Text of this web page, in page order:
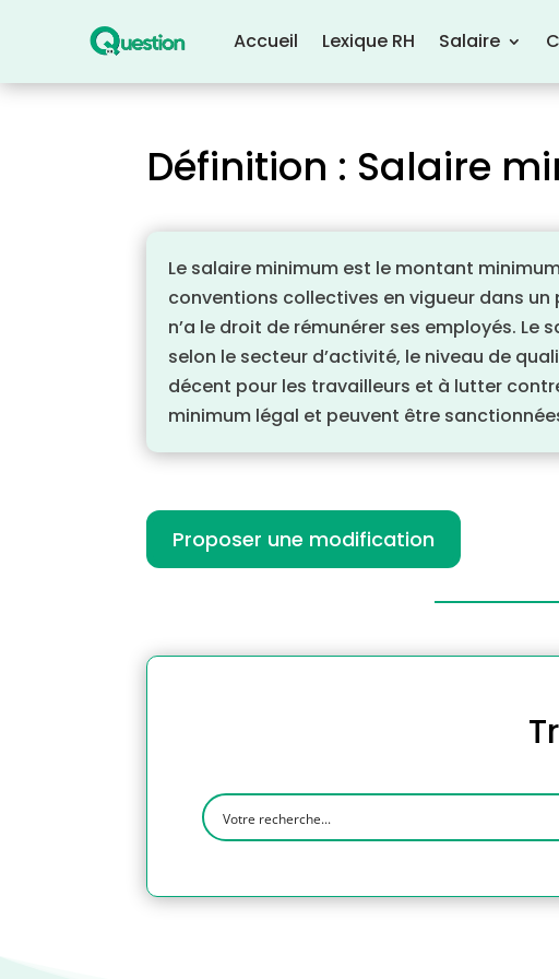
Accueil Lexique RH Salaire
Définition : Salaire
Le salaire minimum est le montant
conventions collectives en vigueur dans un
n’a le droit de rémunérer ses employés.
selon le secteur d’activité, le niveau de
décent pour les travailleurs et à lutter
minimum légal et peuvent être
Proposer une modification